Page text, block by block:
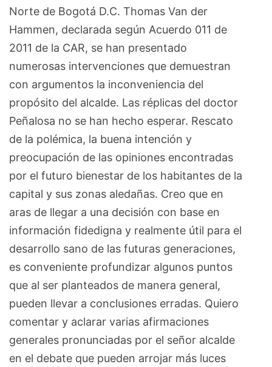
Norte de Bogotá D.C. Thomas Van der
Hammen, declarada según Acuerdo 011 de
2011 de la CAR, se han presentado
numerosas intervenciones que demuestran
con argumentos la inconveniencia del
propósito del alcalde. Las réplicas del doctor
Peñalosa no se han hecho esperar. Rescato
de la polémica, la buena intención y
preocupación de las opiniones encontradas
por el futuro bienestar de los habitantes de la
capital y sus zonas aledañas. Creo que en
aras de llegar a una decisión con base en
información fidedigna y realmente útil para el
desarrollo sano de las futuras generaciones,
es conveniente profundizar algunos puntos
que al ser planteados de manera general,
pueden llevar a conclusiones erradas. Quiero
comentar y aclarar varias afirmaciones
generales pronunciadas por el señor alcalde
en el debate que pueden arrojar más luces